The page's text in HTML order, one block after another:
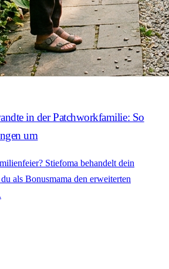
in der Patchworkfamilie: So
um
Stiefoma behandelt dein
als Bonusmama den erweiterten